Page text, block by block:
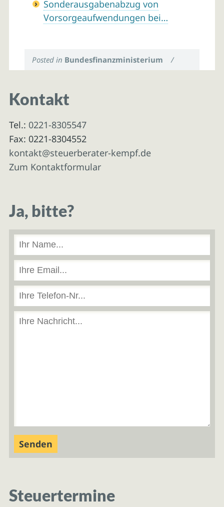
Sonderausgabenabzug von
Vorsorgeaufwendungen bei…
Posted in Bundesfinanzministerium /
Kontakt
Tel.: 0221-8305547
Fax: 0221-8304552
kontakt@steuerberater-kempf.de
Zum Kontaktformular
Ja, bitte?
Steuertermine